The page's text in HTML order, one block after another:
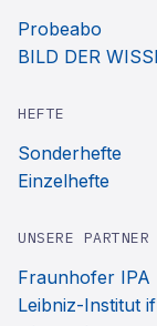
Probeabo
BILD DER
HEFTE
Sonderhefte
Einzelhefte
UNSERE PARTNER
Fraunhofer IPA
Leibniz-Institut